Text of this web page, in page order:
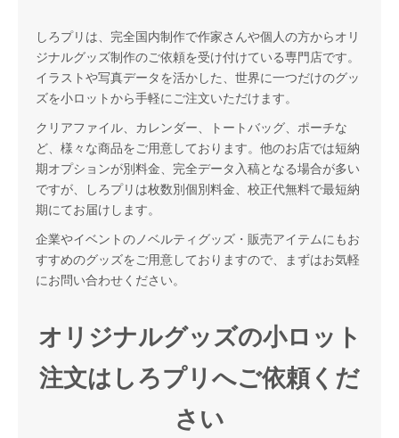
しろプリは、完全国内制作で作家さんや個人の方からオリ
ジナルグッズ制作のご依頼を受け付けている専門店です。
イラストや写真データを活かした、世界に一つだけのグッ
ズを小ロットから手軽にご注文いただけます。
クリアファイル、カレンダー、トートバッグ、ポーチな
ど、様々な商品をご用意しております。他のお店では短納
期オプションが別料金、完全データ入稿となる場合が多い
ですが、しろプリは枚数別個別料金、校正代無料で最短納
期にてお届けします。
企業やイベントのノベルティグッズ・販売アイテムにもお
すすめのグッズをご用意しておりますので、まずはお気軽
にお問い合わせください。
オリジナルグッズの小ロット
注文はしろプリへご依頼くだ
さい